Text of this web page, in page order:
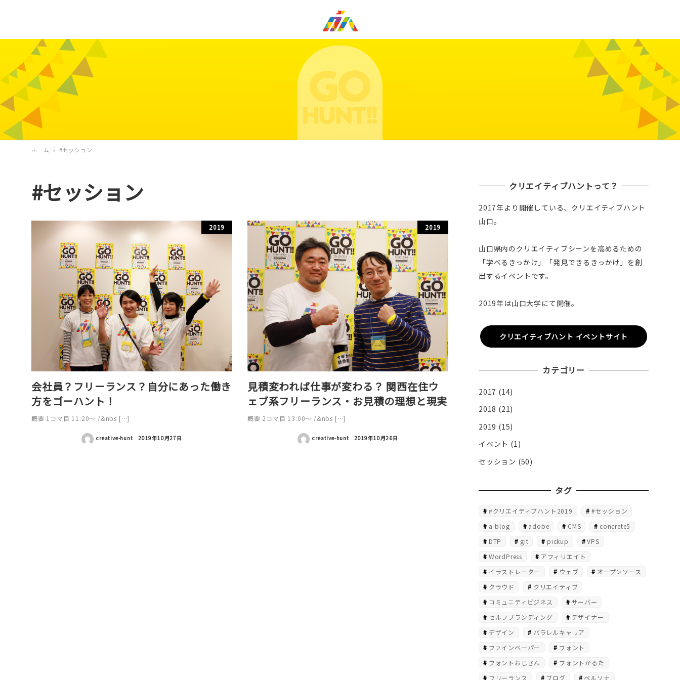
ホーム #セッション
#セッション
2019
会社員？フリーランス？自分にあった働き
方をゴーハント！
概要 1コマ目 11:20〜 /&nbs […]
creative-hunt 2019年10月27日
2019
見積変われば仕事が変わる？ 関西在住ウ
ェブ系フリーランス・お見積の理想と現実
概要 2コマ目 13:00〜 /&nbs […]
creative-hunt 2019年10月26日
クリエイティブハントって？
2017年より開催している、クリエイティブハント
山口。
山口県内のクリエイティブシーンを高めるための
「学べるきっかけ」「発見できるきっかけ」を創
出するイベントです。
2019年は山口大学にて開催。
クリエイティブハント イベントサイト
カテゴリー
2017 (14)
2018 (21)
2019 (15)
イベント (1)
セッション (50)
タグ
#クリエイティブハント2019
#セッション
a-blog
adobe CMS
concrete5
DTP
git pickup
VPS
WordPress
アフィリエイト
イラストレーター
ウェブ
オープンソース
クラウド
クリエイティブ
コミュニティビジネス
サーバー
セルフブランディング
デザイナー
デザイン
パラレルキャリア
ファインペーパー
フォント
フォントおじさん
フォントかるた
フリーランス
ブログ ペルソナ